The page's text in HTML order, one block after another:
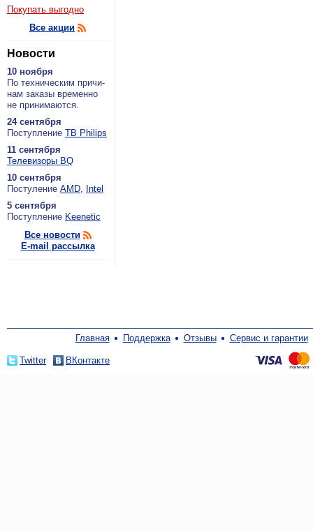
Покупать выгодно
Все акции
Новости
10 ноября
По тех­ни­че­ским при­чи­
нам за­ка­зы вре­мен­но
не при­ни­ма­ют­ся.
24 сентября
По­ступ­ле­ние ТВ Philips
11 сентября
Теле­ви­зо­ры BQ
10 сентября
По­сту­ле­ние AMD, Intel
5 сентября
По­ступ­ле­ние Keenetic
Все новости
E-mail рассылка
Главная Поддержка Отзывы Сервис и гарантии
Twitter ВКонтакте